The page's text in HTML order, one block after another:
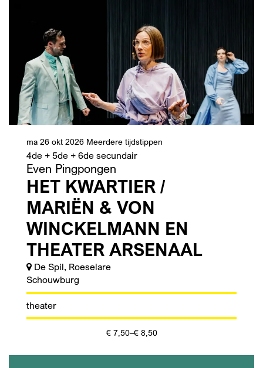
Even Pingpongen
HET KWARTIER /
MARIËN & VON
WINCKELMANN EN
THEATER ARSENAAL
4de + 5de + 6de secundair
ma 26 okt 2026 Meerdere tijdstippen
De Spil, Roeselare
Schouwburg
theater
€ 7,50–€ 8,50